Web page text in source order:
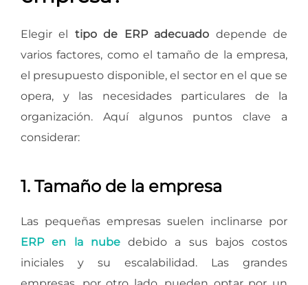
Elegir el tipo de ERP adecuado depende de
varios factores, como el tamaño de la empresa,
el presupuesto disponible, el sector en el que se
opera, y las necesidades particulares de la
organización. Aquí algunos puntos clave a
considerar:
1. Tamaño de la empresa
Las pequeñas empresas suelen inclinarse por
ERP en la nubedebido a sus bajos costos
iniciales y su escalabilidad. Las grandes